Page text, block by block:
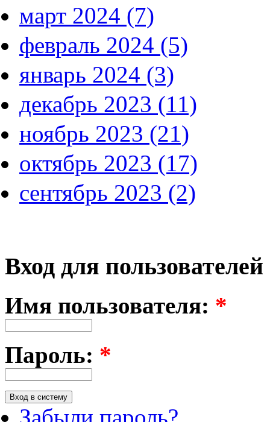
март 2024 (7)
февраль 2024 (5)
январь 2024 (3)
декабрь 2023 (11)
ноябрь 2023 (21)
октябрь 2023 (17)
сентябрь 2023 (2)
Вход для пользователей
Имя пользователя: *
Пароль: *
Забыли пароль?